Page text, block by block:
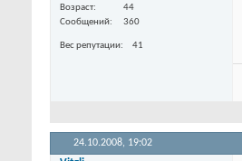
Возраст
44
Сообщений
360
Вес репутации 41
24.10.2008, 19:02